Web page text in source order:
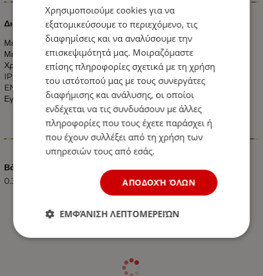
Διακόπτης Διπλός Αλλέ-ρετούρ Μπεζ
Μέγιστο Φορτίο: 10 Ampere
Μέγιστη Τάση: 250 Volt
Χρώμα: Μπεζ
IP:20
EN 60669-1
Εγγύηση 5 Χρόνια
Χαρακτηριστικά
Βάρος (kg.)
0.30
Χρησιμοποιούμε cookies για να
εξατομικεύσουμε το περιεχόμενο, τις
διαφημίσεις και να αναλύσουμε την
επισκεψιμότητά μας. Μοιραζόμαστε
επίσης πληροφορίες σχετικά με τη χρήση
του ιστότοπού μας με τους συνεργάτες
διαφήμισης και ανάλυσης, οι οποίοι
ενδέχεται να τις συνδυάσουν με άλλες
πληροφορίες που τους έχετε παράσχει ή
που έχουν συλλέξει από τη χρήση των
υπηρεσιών τους από εσάς.
ΑΠΟΔΟΧΉ ΌΛΩΝ
ΕΜΦΆΝΙΣΗ ΛΕΠΤΟΜΕΡΕΙΏΝ